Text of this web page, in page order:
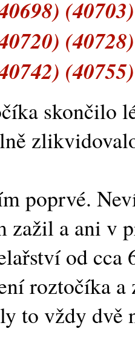
skončilo
poprvé.
zažil a ani v
od
roztočíka a
to vždy dvě